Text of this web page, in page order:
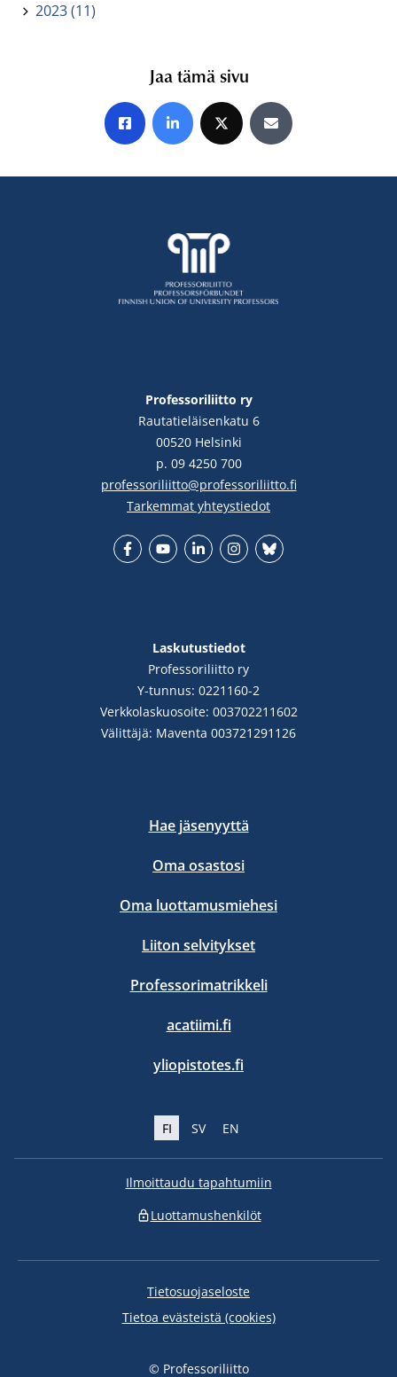
2023 (11)
Jaa tämä sivu
Jaa Facebookissa
Jaa LinkedInissä
Jaa X:ssäJaa sähköpostitse
Professoriliitto ry
Rautatieläisenkatu 6
00520 Helsinki
p. 09 4250 700
professoriliitto@professoriliitto.fi
Tarkemmat yhteystiedot
Laskutustiedot
Professoriliitto ry
Y-tunnus: 0221160-2
Verkkolaskuosoite: 003702211602
Välittäjä: Maventa 003721291126
Hae jäsenyyttä
Oma osastosi
Oma luottamusmiehesi
Liiton selvitykset
Professorimatrikkeli
acatiimi.fi
yliopistotes.fi
FI SV EN
Ilmoittaudu tapahtumiin
Luottamushenkilöt
© Professoriliitto
Tietosuojaseloste
Tietoa evästeistä (cookies)